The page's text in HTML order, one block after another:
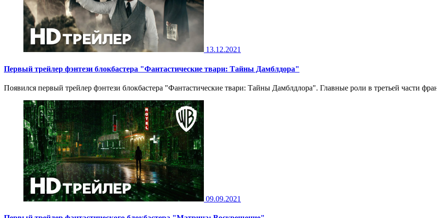
13.12.2021
Первый трейлер фэнтези блокбастера "Фантастические твари: Тайны Дамблдора"
Появился первый трейлер фэнтези блокбастера "Фантастические твари: Тайны Дамблдлора". Главные роли в третьей части
09.09.2021